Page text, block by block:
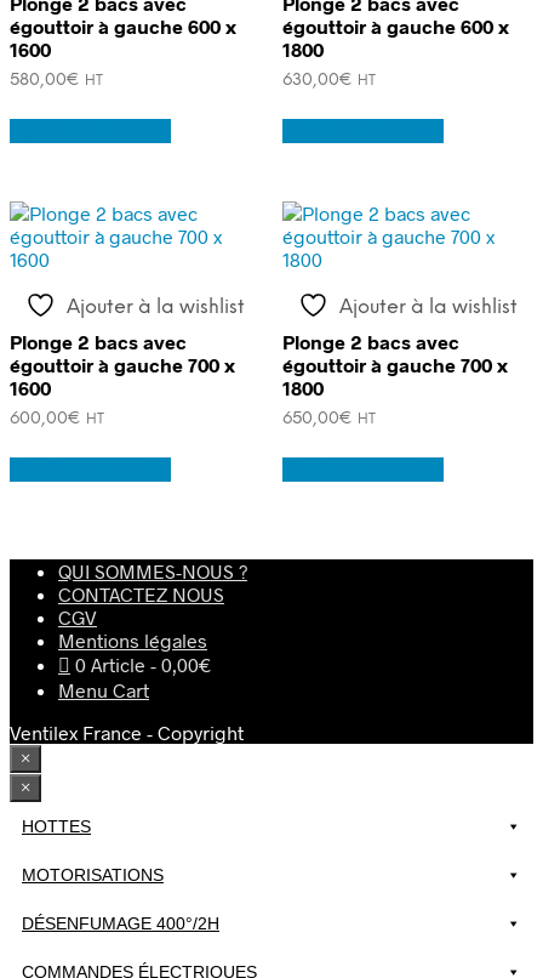
égouttoir à gauche 600 x
1600
580,00€ HT
égouttoir à gauche 600 x
1800
630,00€ HT
Ajouter à la wishlist
Plonge 2 bacs avec
égouttoir à gauche 700 x
1600
600,00€ HT
Ajouter à la wishlist
Plonge 2 bacs avec
égouttoir à gauche 700 x
1800
650,00€ HT
QUI SOMMES-NOUS ?
CONTACTEZ NOUS
CGV
Mentions légales
0 Article
0,00€
Menu Cart
Ventilex France - Copyright
×
×
HOTTES
MOTORISATIONS
DÉSENFUMAGE 400°/2H
COMMANDES ÉLECTRIQUES